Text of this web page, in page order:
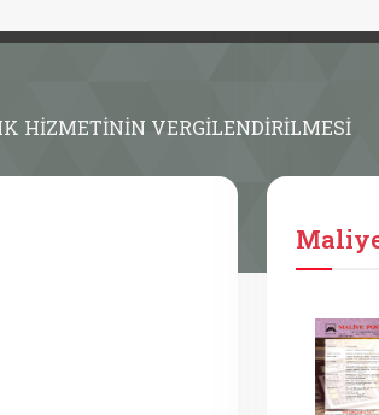
HİZMETİNİN VERGİLENDİRİLMESİ